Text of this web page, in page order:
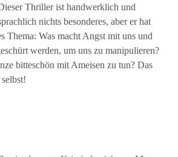
Thriller ist handwerklich und
nichts besonderes, aber er hat
Thema: Was macht Angst mit uns und
werden, um uns zu manipulieren?
bitteschön mit Ameisen zu tun? Das